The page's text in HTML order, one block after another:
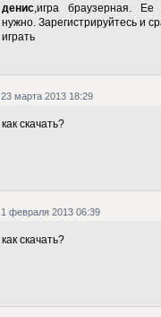
денис ,игра браузерная. Ее
нужно. Зарегистрируйтесь и
играть
23 марта 2013 18:29
как скачать?
1 февраля 2013 06:39
как скачать?